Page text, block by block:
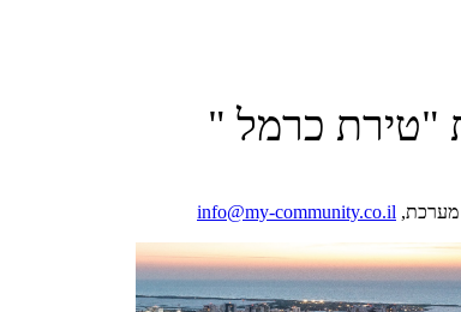
מרהיב בקומות
"טירת כרמל "
מערכת, info@my-community.co.il